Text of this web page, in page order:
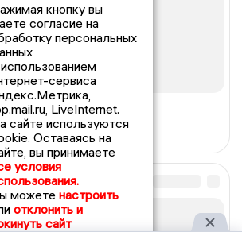
кнопку вы
согласие на
персональных
сервиса
LiveInternet.
сайте используются
Оставаясь на
вы принимаете
условия
можете настроить
отклонить и
сайт